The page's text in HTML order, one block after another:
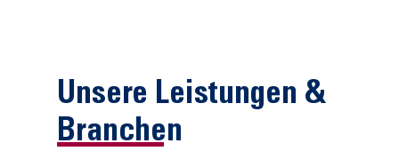
Unsere Leistungen &
Branchen